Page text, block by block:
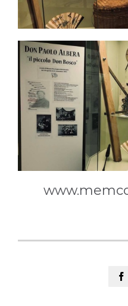
